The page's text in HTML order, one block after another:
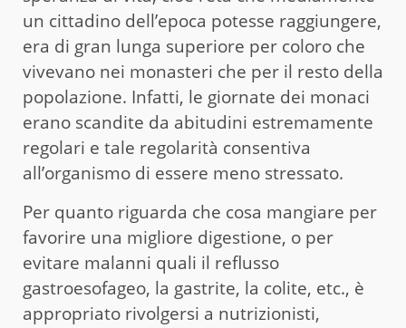
un cittadino dell’epoca potesse raggiungere,
era di gran lunga superiore per coloro che
vivevano nei monasteri che per il resto della
popolazione. Infatti, le giornate dei monaci
erano scandite da abitudini estremamente
regolari e tale regolarità consentiva
all’organismo di essere meno stressato.
Per quanto riguarda che cosa mangiare per
favorire una migliore digestione, o per
evitare malanni quali il reflusso
gastroesofageo, la gastrite, la colite, etc., è
appropriato rivolgersi a nutrizionisti,